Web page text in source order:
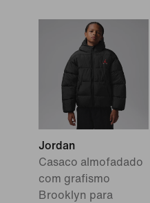
Jordan
Casaco almofadado
com grafismo
Brooklyn para